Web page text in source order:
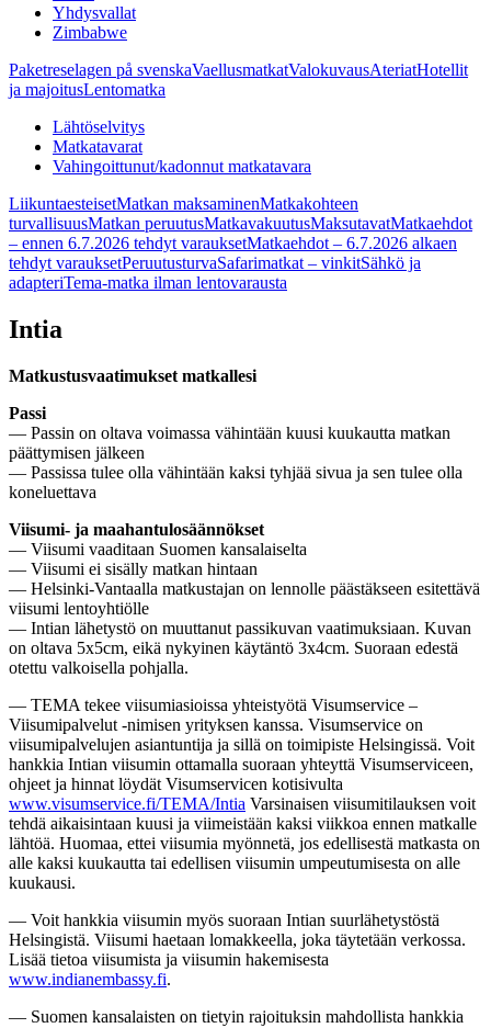
Yhdysvallat
Zimbabwe
Paketreselagen på svenskaVaellusmatkatValokuvausAteriatHotellit
ja majoitusLentomatka
Lähtöselvitys
Matkatavarat
Vahingoittunut/kadonnut matkatavara
LiikuntaesteisetMatkan maksaminenMatkakohteen
turvallisuusMatkan peruutusMatkavakuutusMaksutavatMatkaehdot
– ennen 6.7.2026 tehdyt varauksetMatkaehdot – 6.7.2026 alkaen
tehdyt varauksetPeruutusturvaSafarimatkat – vinkitSähkö ja
adapteriTema-matka ilman lentovarausta
Intia
Matkustusvaatimukset matkallesi
Passi
— Passin on oltava voimassa vähintään kuusi kuukautta matkan
päättymisen jälkeen
— Passissa tulee olla vähintään kaksi tyhjää sivua ja sen tulee olla
koneluettava
Viisumi- ja maahantulosäännökset
— Viisumi vaaditaan Suomen kansalaiselta
— Viisumi ei sisälly matkan hintaan
— Helsinki-Vantaalla matkustajan on lennolle päästäkseen esitettävä
viisumi lentoyhtiölle
— Intian lähetystö on muuttanut passikuvan vaatimuksiaan. Kuvan
on oltava 5x5cm, eikä nykyinen käytäntö 3x4cm. Suoraan edestä
otettu valkoisella pohjalla.
— TEMA tekee viisumiasioissa yhteistyötä Visumservice –
Viisumipalvelut -nimisen yrityksen kanssa. Visumservice on
viisumipalvelujen asiantuntija ja sillä on toimipiste Helsingissä. Voit
hankkia Intian viisumin ottamalla suoraan yhteyttä Visumserviceen,
ohjeet ja hinnat löydät Visumservicen kotisivulta
www.visumservice.fi/TEMA/Intia Varsinaisen viisumitilauksen voit
tehdä aikaisintaan kuusi ja viimeistään kaksi viikkoa ennen matkalle
lähtöä. Huomaa, ettei viisumia myönnetä, jos edellisestä matkasta on
alle kaksi kuukautta tai edellisen viisumin umpeutumisesta on alle
kuukausi.
— Voit hankkia viisumin myös suoraan Intian suurlähetystöstä
Helsingistä. Viisumi haetaan lomakkeella, joka täytetään verkossa.
Lisää tietoa viisumista ja viisumin hakemisesta
www.indianembassy.fi.
— Suomen kansalaisten on tietyin rajoituksin mahdollista hankkia